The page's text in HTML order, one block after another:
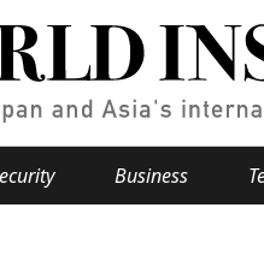
Business